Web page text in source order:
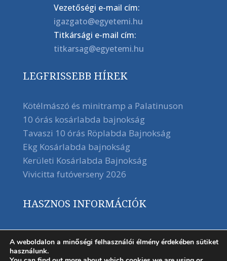
Vezetőségi e-mail cím:
igazgato@egyetemi.hu
Titkársági e-mail cím:
titkarsag@egyetemi.hu
LEGFRISSEBB HÍREK
Kötélmászó és minitramp a Palatinuson
10 órás kosárlabda bajnokság
Tavaszi 10 órás Röplabda Bajnokság
Ekg Kosárlabda bajnokság
Kerületi Kosárlabda Bajnokság
Vivicitta futóverseny 2026
HASZNOS INFORMÁCIÓK
A weboldalon a minőségi felhasználói élmény érdekében sütiket
használunk.